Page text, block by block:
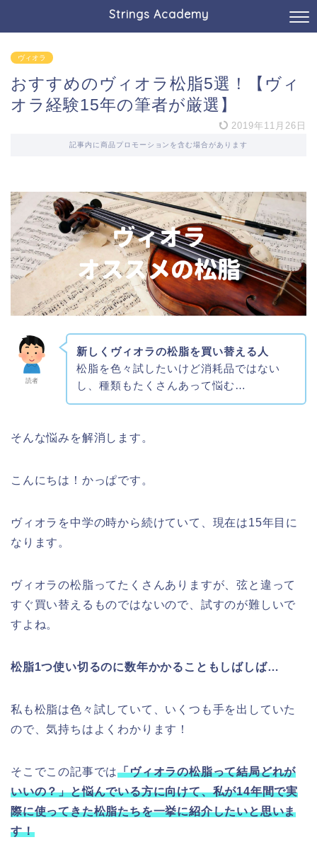
Strings Academy
ヴィオラ
おすすめのヴィオラ松脂5選！【ヴィ
オラ経験15年の筆者が厳選】
2019年11月26日
記事内に商品プロモーションを含む場合があります
読者
新しくヴィオラの松脂を買い替える人
松脂を色々試したいけど消耗品ではない
し、種類もたくさんあって悩む…
そんな悩みを解消します。
こんにちは！かっぱです。
ヴィオラを中学の時から続けていて、現在は15年目に
なります。
ヴィオラの松脂ってたくさんありますが、弦と違って
すぐ買い替えるものではないので、試すのが難しいで
すよね。
松脂1つ使い切るのに数年かかることもしばしば…
私も松脂は色々試していて、いくつも手を出していた
ので、気持ちはよくわかります！
そこでこの記事では「ヴィオラの松脂って結局どれが
いいの？」と悩んでいる方に向けて、私が14年間で実
際に使ってきた松脂たちを一挙に紹介したいと思いま
す！